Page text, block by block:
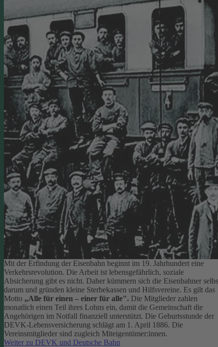
Mit der Erfindung der Eisenbahn beginnt im 19. Jahrhundert eine
Verkehrsrevolution. Die Arbeit ist lebensgefährlich, soziale
Absicherung gibt es nicht. Daher kümmern sich die Eisenbahner
darum und gründen kleine Sterbekassen und Hilfsvereine. Es gilt das
Motto „Alle für einen – einer für alle". Die Mitglieder zahlen
monatlich einen Teil ihres Lohns ein, damit die Gemeinschaft die
Angehörigen im Notfall finanziell unterstützt. Die Geburtsstunde der
DEVK-Lebensversicherung schlägt am 1. April 1886. Die
Vereinsmitglieder sind zugleich Miteigentümer:innen.
Weiter zu DEVK und Deutsche Bahn